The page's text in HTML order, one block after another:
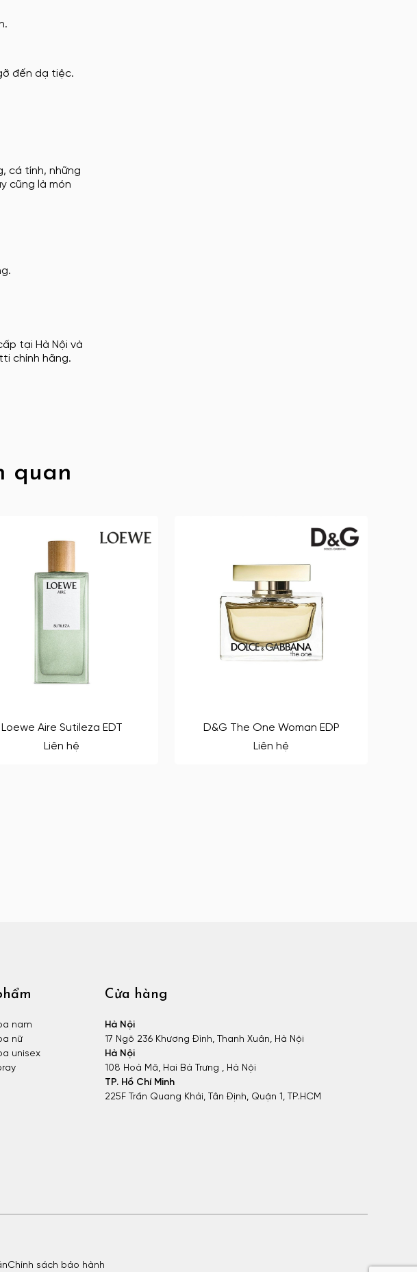
đến dạ tiệc.
cá tính, những
cũng là món
tại Hà Nội và
chính hãng.
quan
Loewe Aire Sutileza EDT
Liên hệ
D&G The One Woman EDP
Liên hệ
nam
nữ
unisex
Cửa hàng
Hà Nội
17 Ngõ 236 Khương Đình, Thanh Xuân, Hà Nội
Hà Nội
108 Hoà Mã, Hai Bà Trưng , Hà Nội
TP. Hồ Chí Minh
225F Trần Quang Khải, Tân Định, Quận 1, TP.HCM
Chính sách bảo hành